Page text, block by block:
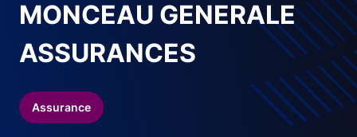
MONCEAU GENERALE
ASSURANCES
Assurance